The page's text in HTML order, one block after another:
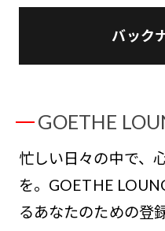
バック
GOETHE
忙しい日々の中で、
を。GOETHE
るあなたのための登